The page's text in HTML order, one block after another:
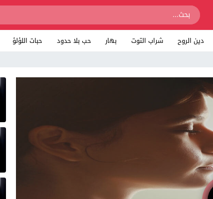
دين الروح شراب التوت بهار حب بلا حدود حبات اللؤلؤ